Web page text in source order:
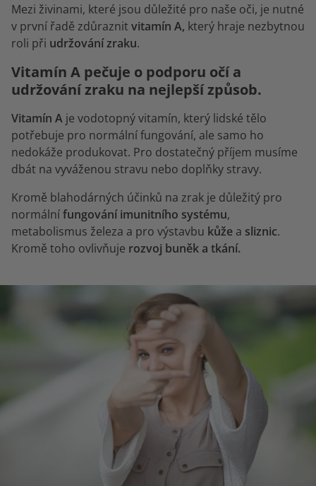
Mezi živinami, které jsou důležité pro naše oči, je nutné
v první řadě zdůraznitvitamín A, který hraje nezbytnou
roli při udržování zraku.
Vitamín A pečuje o podporu očí a
udržování zraku na nejlepší způsob.
Vitamín A je vodotopný vitamín, který lidské tělo
potřebuje pro normální fungování, ale samo ho
nedokáže produkovat. Pro dostatečný příjem musíme
dbát na vyváženou stravu nebo doplňky stravy.
Kromě blahodárných účinků na zrak je důležitý pro
normálnífungování imunitního systému,
metabolismus železa a pro výstavbu kůže a sliznic.
Kromě toho ovlivňuje rozvoj buněk a tkání.